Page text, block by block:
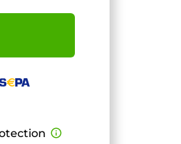
info_outline